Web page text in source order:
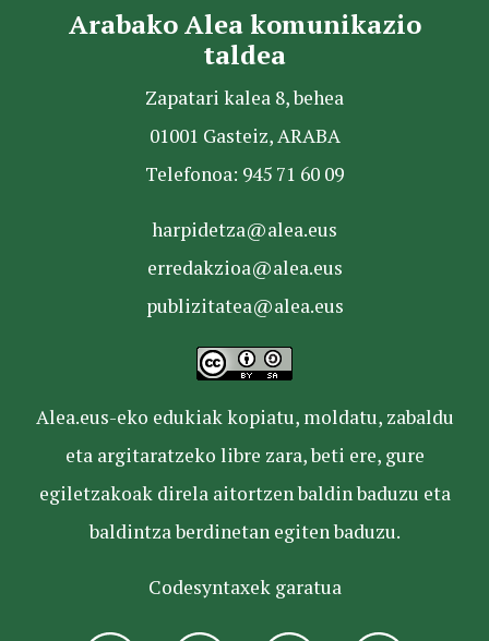
Arabako Alea komunikazio
taldea
Zapatari kalea 8, behea
01001 Gasteiz, ARABA
Telefonoa: 945 71 60 09
harpidetza@alea.eus
erredakzioa@alea.eus
publizitatea@alea.eus
Alea.eus-eko edukiak kopiatu, moldatu, zabaldu
eta argitaratzeko libre zara, beti ere, gure
egiletzakoak direla aitortzen baldin baduzu eta
baldintza berdinetan egiten baduzu.
Codesyntaxek garatua